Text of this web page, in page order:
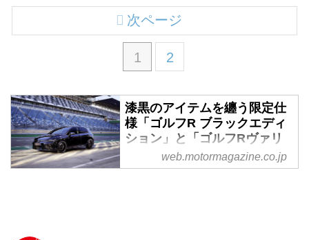
1 2
次ページ
漆黒のアイテムを纏う限定仕
様「ゴルフR ブラックエディ
ション」と「ゴルフRヴァリ
アント ブラックスタイル」が
登場 - Webモーターマガジン
web.motormagazine.co.jp